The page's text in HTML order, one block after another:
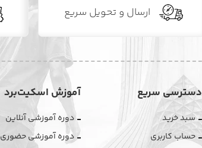
ارسال و تحویل سریع
دسترسی سریع
سبد خرید
حساب کاربری
آموزش اسکیت‌برد
دوره آموزشی آنلاین
دوره آموزشی حضوری